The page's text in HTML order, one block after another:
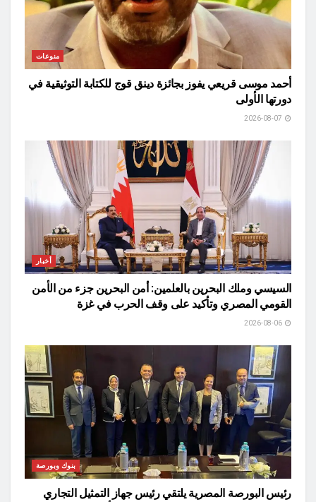
منوعات
أحمد موسى قريعي يفوز بجائزة دينق قوج للكتابة التوثيقية في
دورتها الأولى
أخبار
السيسي وملك البحرين بالعلمين: أمن البحرين جزء من الأمن
القومي المصري وتأكيد على وقف الحرب في غزة
بنوك وبورصة
رئيس البورصة المصرية يلتقي رئيس جهاز التمثيل التجاري